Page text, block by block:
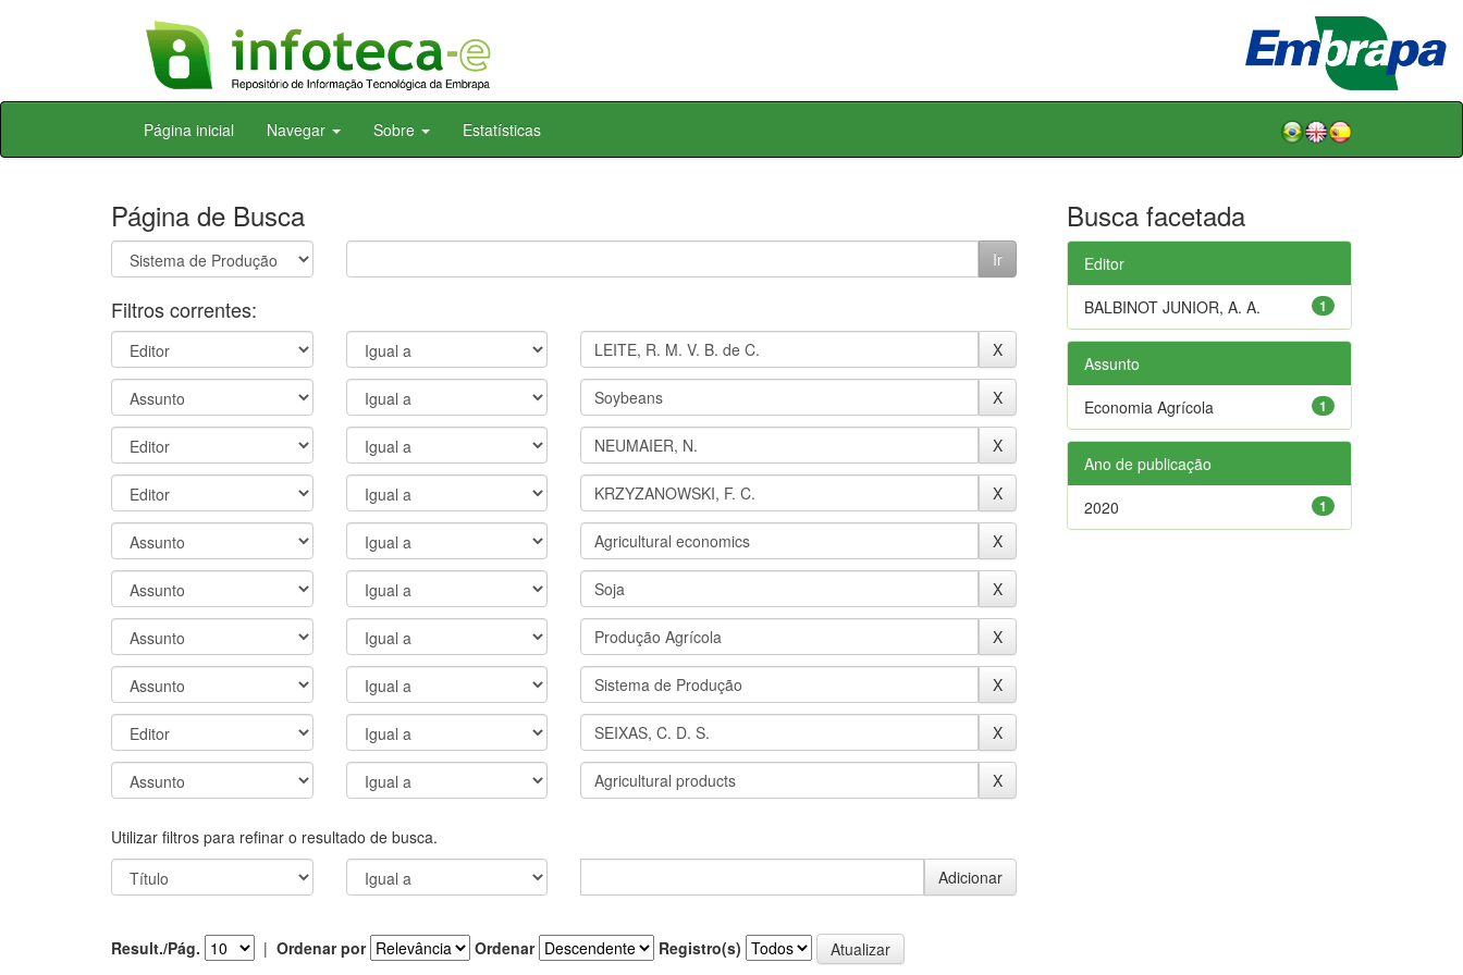
Skip
Página inicial Navegar Sobre Estatísticas
Página de Busca
Filtros correntes:
Utilizar filtros para refinar o resultado de busca.
Result./Pág. | Ordenar por Ordenar Registro(s)
Busca facetada
Editor
1
BALBINOT JUNIOR, A. A.
Assunto
1
Economia Agrícola
Ano de publicação
1
2020